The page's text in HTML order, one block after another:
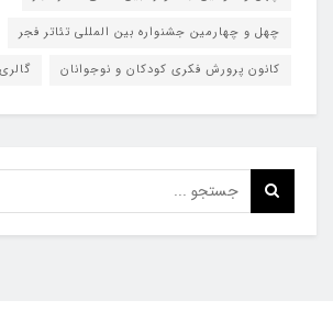
چهل و چهارمین جشنواره بین المللی تئاتر فجر
کانون پرورش فکری کودکان و نوجوانان